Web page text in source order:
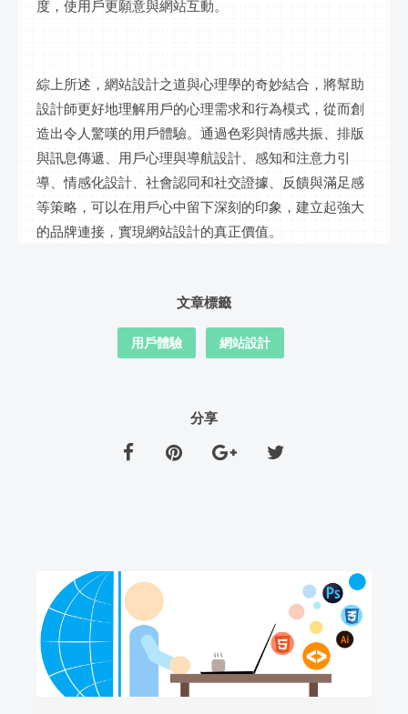
度，使用戶更願意與網站互動。
綜上所述，網站設計之道與心理學的奇妙結合，將幫助
設計師更好地理解用戶的心理需求和行為模式，從而創
造出令人驚嘆的用戶體驗。通過色彩與情感共振、排版
與訊息傳遞、用戶心理與導航設計、感知和注意力引
導、情感化設計、社會認同和社交證據、反饋與滿足感
等策略，可以在用戶心中留下深刻的印象，建立起強大
的品牌連接，實現網站設計的真正價值。
文章標籤
用戶體驗 網站設計
分享